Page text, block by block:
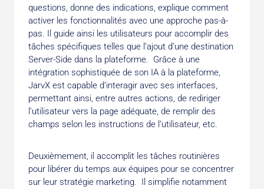
questions, donne des indications, explique comment
activer les fonctionnalités avec une approche pas-à-
pas. Il guide ainsi les utilisateurs pour accomplir des
tâches spécifiques telles que l’ajout d’une destination
Server-Side dans la plateforme. Grâce à une
intégration sophistiquée de son IA à la plateforme,
JarvX est capable d’interagir avec ses interfaces,
permettant ainsi, entre autres actions, de rediriger
l’utilisateur vers la page adéquate, de remplir des
champs selon les instructions de l’utilisateur, etc.
Deuxièmement, il accomplit les tâches routinières
pour libérer du temps aux équipes pour se concentrer
sur leur stratégie marketing. Il simplifie notamment